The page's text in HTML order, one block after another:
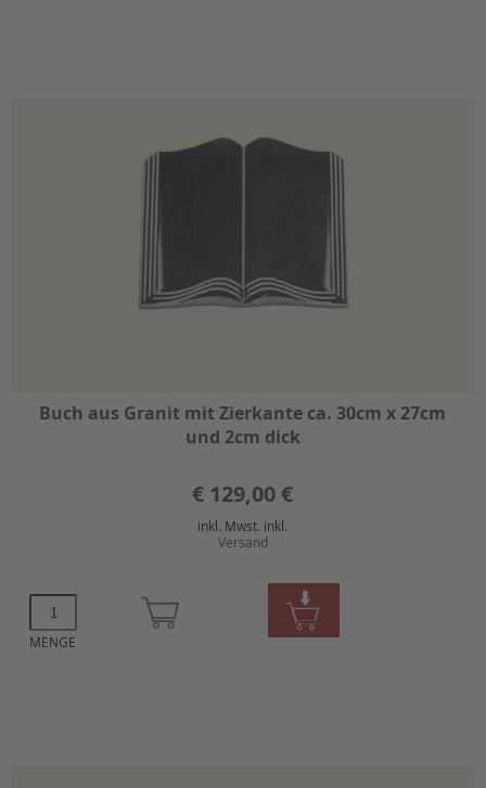
Buch aus Granit mit Zierkante ca. 30cm x 27cm
und 2cm dick
€ 129,00 €
inkl. Mwst. inkl.
Versand
MENGE